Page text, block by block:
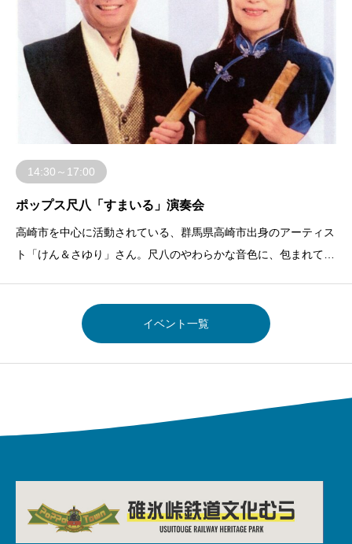
14:30～17:00
ポップス尺八「すまいる」演奏会
高崎市を中心に活動されている、群馬県高崎市出身のアーティス
ト「けん＆さゆり」さん。尺八のやわらかな音色に、包まれてみ
イベント一覧